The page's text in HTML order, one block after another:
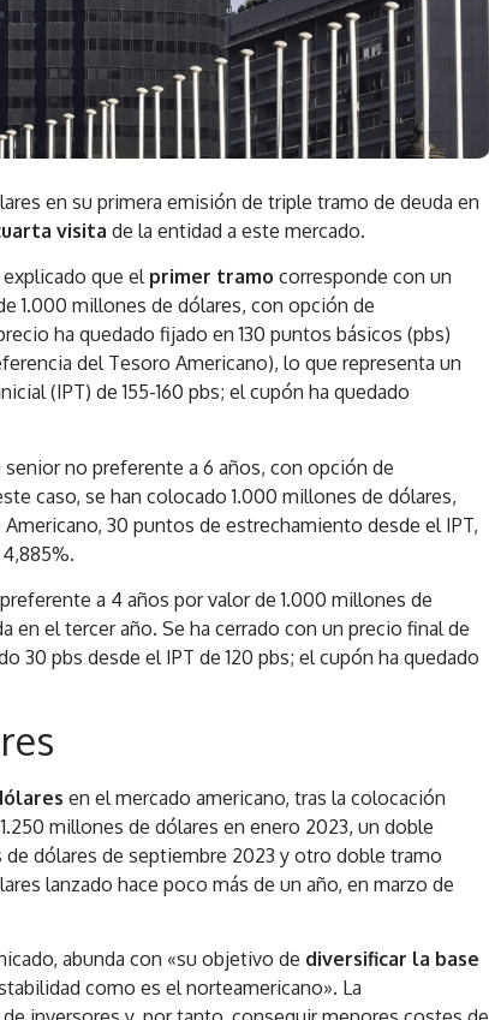
en su primera emisión de triple tramo de deuda en
visita de la entidad a este mercado.
que el primer tramo corresponde con un
1.000 millones de dólares, con opción de
ha quedado fijado en 130 puntos básicos (pbs)
del Tesoro Americano), lo que representa un
(IPT) de 155-160 pbs; el cupón ha quedado
no preferente a 6 años, con opción de
caso, se han colocado 1.000 millones de dólares,
30 puntos de estrechamiento desde el IPT,
a 4 años por valor de 1.000 millones de
en el tercer año. Se ha cerrado con un precio final de
30 pbs desde el IPT de 120 pbs; el cupón ha quedado
en el mercado americano, tras la colocación
millones de dólares en enero 2023, un doble
dólares de septiembre 2023 y otro doble tramo
lanzado hace poco más de un año, en marzo de
abunda con «su objetivo de diversificar la base
como es el norteamericano». La